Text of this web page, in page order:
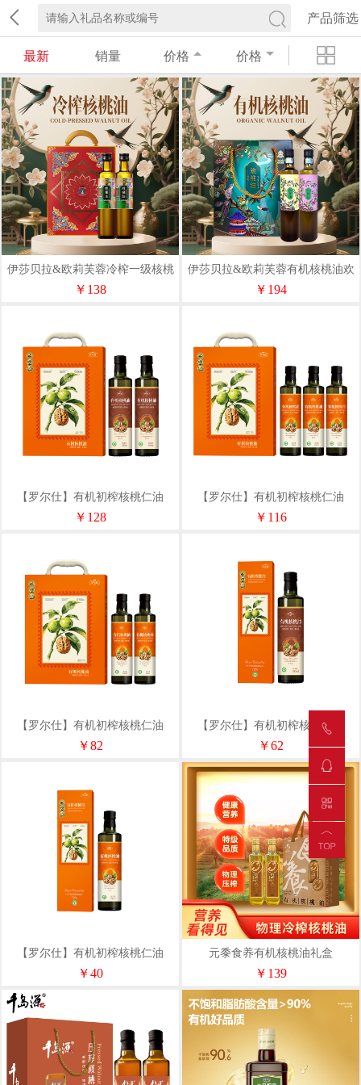
产品筛选
最新 销量 价格 价格
伊莎贝拉&欧莉芙蓉冷榨一级核桃
油喜上眉梢500ml*2礼盒
￥138
伊莎贝拉&欧莉芙蓉有机核桃油欢
喜洋洋500ml*2礼盒
￥194
【罗尔仕】有机初榨核桃仁油
500ml双支精装礼盒
￥128
【罗尔仕】有机初榨核桃仁油
250ml*3支精装礼盒
￥116
【罗尔仕】有机初榨核桃仁油
250ml双支精装礼盒
￥82
【罗尔仕】有机初榨核桃仁油
500ml单支礼盒
￥62
【罗尔仕】有机初榨核桃仁油
250ml单支礼盒
￥40
元黍食养有机核桃油礼盒
￥139